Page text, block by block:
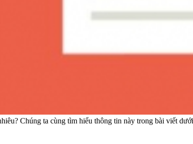
Chúng ta cùng tìm hiểu thông tin này trong bài viết